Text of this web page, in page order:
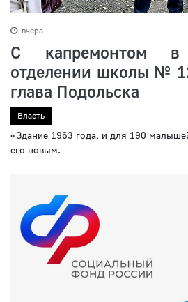
вчера
С капремонтом в
отделении школы №
глава Подольска
Власть
«Здание 1963 года, и для 190
его новым.